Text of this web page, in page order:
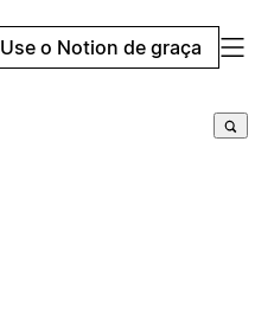
Use o Notion de graça